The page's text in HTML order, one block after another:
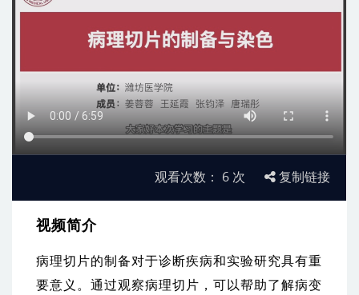
观看次数： 6 次 复制链接
视频简介
病理切片的制备对于诊断疾病和实验研究具有重
要意义。通过观察病理切片，可以帮助了解病变